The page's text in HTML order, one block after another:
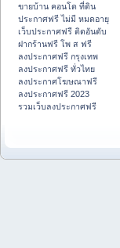
ขายบ้าน คอนโด ที่ดิน
ประกาศฟรี ไม่มี หมดอายุ
เว็บประกาศฟรี ติดอันดับ
ฝากร้านฟรี โพ ส ฟรี
ลงประกาศฟรี กรุงเทพ
ลงประกาศฟรี ทั่วไทย
ลงประกาศโฆษณาฟรี
ลงประกาศฟรี 2023
รวมเว็บลงประกาศฟรี